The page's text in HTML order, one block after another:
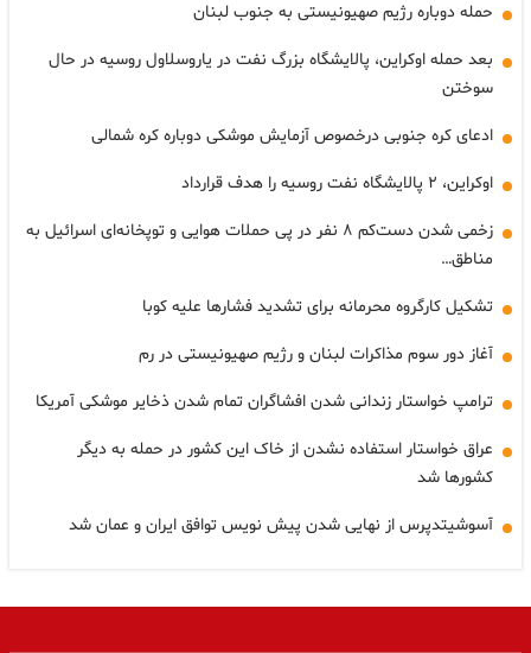
حمله دوباره رژیم صهیونیستی به جنوب لبنان
بعد حمله اوکراین، پالایشگاه بزرگ نفت در یاروسلاول روسیه در حال
سوختن
ادعای کره جنوبی درخصوص آزمایش موشکی دوباره کره شمالی
اوکراین، ۲ پالایشگاه نفت روسیه را هدف قرارداد
زخمی شدن دست‌کم ۸ نفر در پی حملات هوایی و توپخانه‌ای اسرائیل به
مناطق…
تشکیل کارگروه محرمانه برای تشدید فشارها علیه کوبا
آغاز دور سوم مذاکرات لبنان و رژیم صهیونیستی در رم
ترامپ خواستار زندانی شدن افشاگران تمام شدن ذخایر موشکی آمریکا
عراق خواستار استفاده نشدن از خاک این کشور در حمله به دیگر
کشورها شد
آسوشیتدپرس از نهایی شدن پیش نویس توافق ایران و عمان شد